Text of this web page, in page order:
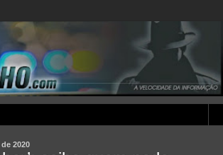
2020